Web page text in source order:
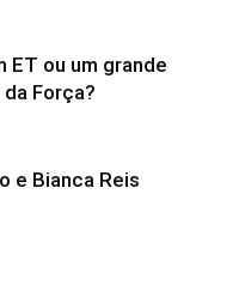
ET ou um grande
Força?
e Bianca Reis